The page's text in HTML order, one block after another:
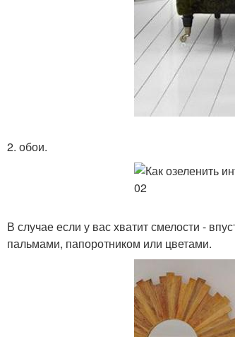
2. обои.
В случае если у вас хватит смелости -
пальмами, папоротником или цветами.